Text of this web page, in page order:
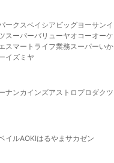
ークスベイシア ビッグヨーサン
スーパーバリューヤオコーオー
スマート ライフ業務スーパーいか
イズミヤ
ナンカインズアストロプロダクツ
イルAOKIはるやま サカゼン